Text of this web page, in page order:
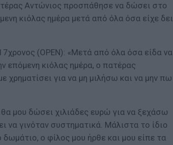
Αντώνιος προσπάθησε να δώσει στο
κιόλας ημέρα μετά από όλα όσα είχε δει
(OPEN): «Μετά από όλα όσα είδα να
επόμενη κιόλας ημέρα, ο πατέρας
χρηματίσει για να μη μιλήσω και να μην πω
θα μου δώσει χιλιάδες ευρώ για να ξεχάσω
να γινόταν συστηματικά. Μάλιστα το ίδιο
ο φίλος μου ήρθε και μου είπε τα